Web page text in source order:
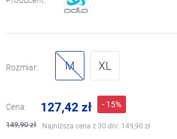
Rozmiar: M XL
Cena: 127,42 zł
149,90 zł Najniższa cena z 30 dni: 149,90 zł
- 15%